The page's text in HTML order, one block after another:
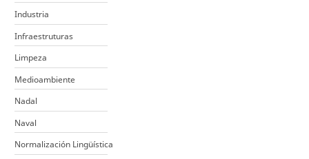
Industria
Infraestruturas
Limpeza
Medioambiente
Nadal
Naval
Normalización Lingüística